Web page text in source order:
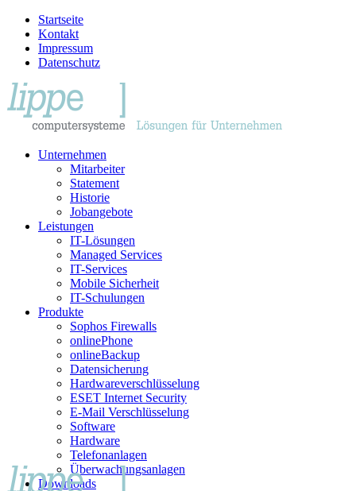
Startseite
Kontakt
Impressum
Datenschutz
Unternehmen
Mitarbeiter
Statement
Historie
Jobangebote
Leistungen
IT-Lösungen
Managed Services
IT-Services
Mobile Sicherheit
IT-Schulungen
Produkte
Sophos Firewalls
onlinePhone
onlineBackup
Datensicherung
Hardwareverschlüsselung
ESET Internet Security
E-Mail Verschlüsselung
Software
Hardware
Telefonanlagen
Überwachungsanlagen
Downloads